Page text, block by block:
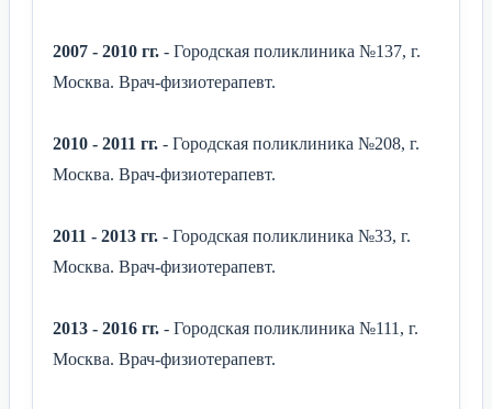
2007 - 2010 гг. - Городская поликлиника №137, г.
Москва. Врач-физиотерапевт.
2010 - 2011 гг. - Городская поликлиника №208, г.
Москва. Врач-физиотерапевт.
2011 - 2013 гг. - Городская поликлиника №33, г.
Москва. Врач-физиотерапевт.
2013 - 2016 гг. - Городская поликлиника №111, г.
Москва. Врач-физиотерапевт.